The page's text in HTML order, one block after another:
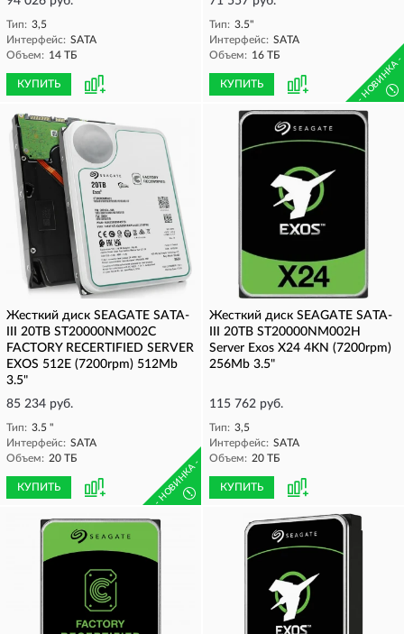
Тип: 3,5
Интерфейс: SATA
Объем: 14 ТБ
КУПИТЬ
Тип: 3.5"
Интерфейс: SATA
Объем: 16 ТБ
КУПИТЬ - НОВИНКА -
!
Жесткий диск SEAGATE SATA-
III 20TB ST20000NM002C
FACTORY RECERTIFIED SERVER
EXOS 512E (7200rpm) 512Mb
3.5"
85 234 руб.
Тип: 3.5 "
Интерфейс: SATA
Объем: 20 ТБ
КУПИТЬ - НОВИНКА -
!
Жесткий диск SEAGATE SATA-
III 20TB ST20000NM002H
Server Exos X24 4KN (7200rpm)
256Mb 3.5"
115 762 руб.
Тип: 3,5
Интерфейс: SATA
Объем: 20 ТБ
КУПИТЬ